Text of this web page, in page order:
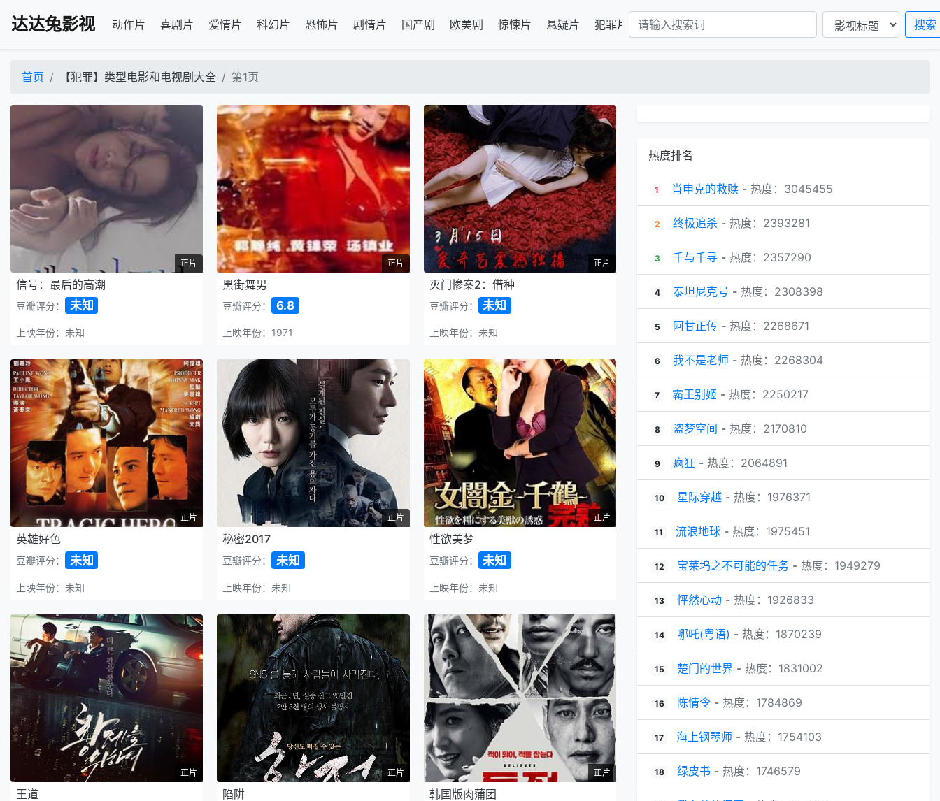
达达兔影视 动作片 喜剧片 爱情片 科幻片 恐怖片 剧情片 国产剧 欧美剧 惊悚片 悬疑片 犯罪片 动画片 国产动漫 搜索
首页 【犯罪】类型电影和电视剧大全 第1页
正片
信号：最后的高潮
豆瓣评分： 未知
上映年份：未知
正片
黑街舞男
豆瓣评分： 6.8
上映年份：1971
正片
灭门惨案2：借种
豆瓣评分： 未知
上映年份：未知
正片
英雄好色
豆瓣评分： 未知
上映年份：未知
正片
秘密2017
豆瓣评分： 未知
上映年份：未知
正片
性欲美梦
豆瓣评分： 未知
上映年份：未知
正片
王道
正片
陷阱
正片
韩国版肉蒲团
热度排名
1 肖申克的救赎- 热度：3045455
2 终极追杀 - 热度：2393281
3 千与千寻- 热度：2357290
4 泰坦尼克号 - 热度：2308398
5 阿甘正传- 热度：2268671
6 我不是老师- 热度：2268304
7 霸王别姬 - 热度：2250217
8 盗梦空间 - 热度：2170810
9 疯狂 - 热度：2064891
10 星际穿越- 热度：1976371
11 流浪地球- 热度：1975451
12 宝莱坞之不可能的任务- 热度：1949279
13 怦然心动- 热度：1926833
14 哪吒(粤语) - 热度：1870239
15 楚门的世界 - 热度：1831002
16 陈情令- 热度：1784869
17 海上钢琴师- 热度：1754103
18 绿皮书 - 热度：1746579